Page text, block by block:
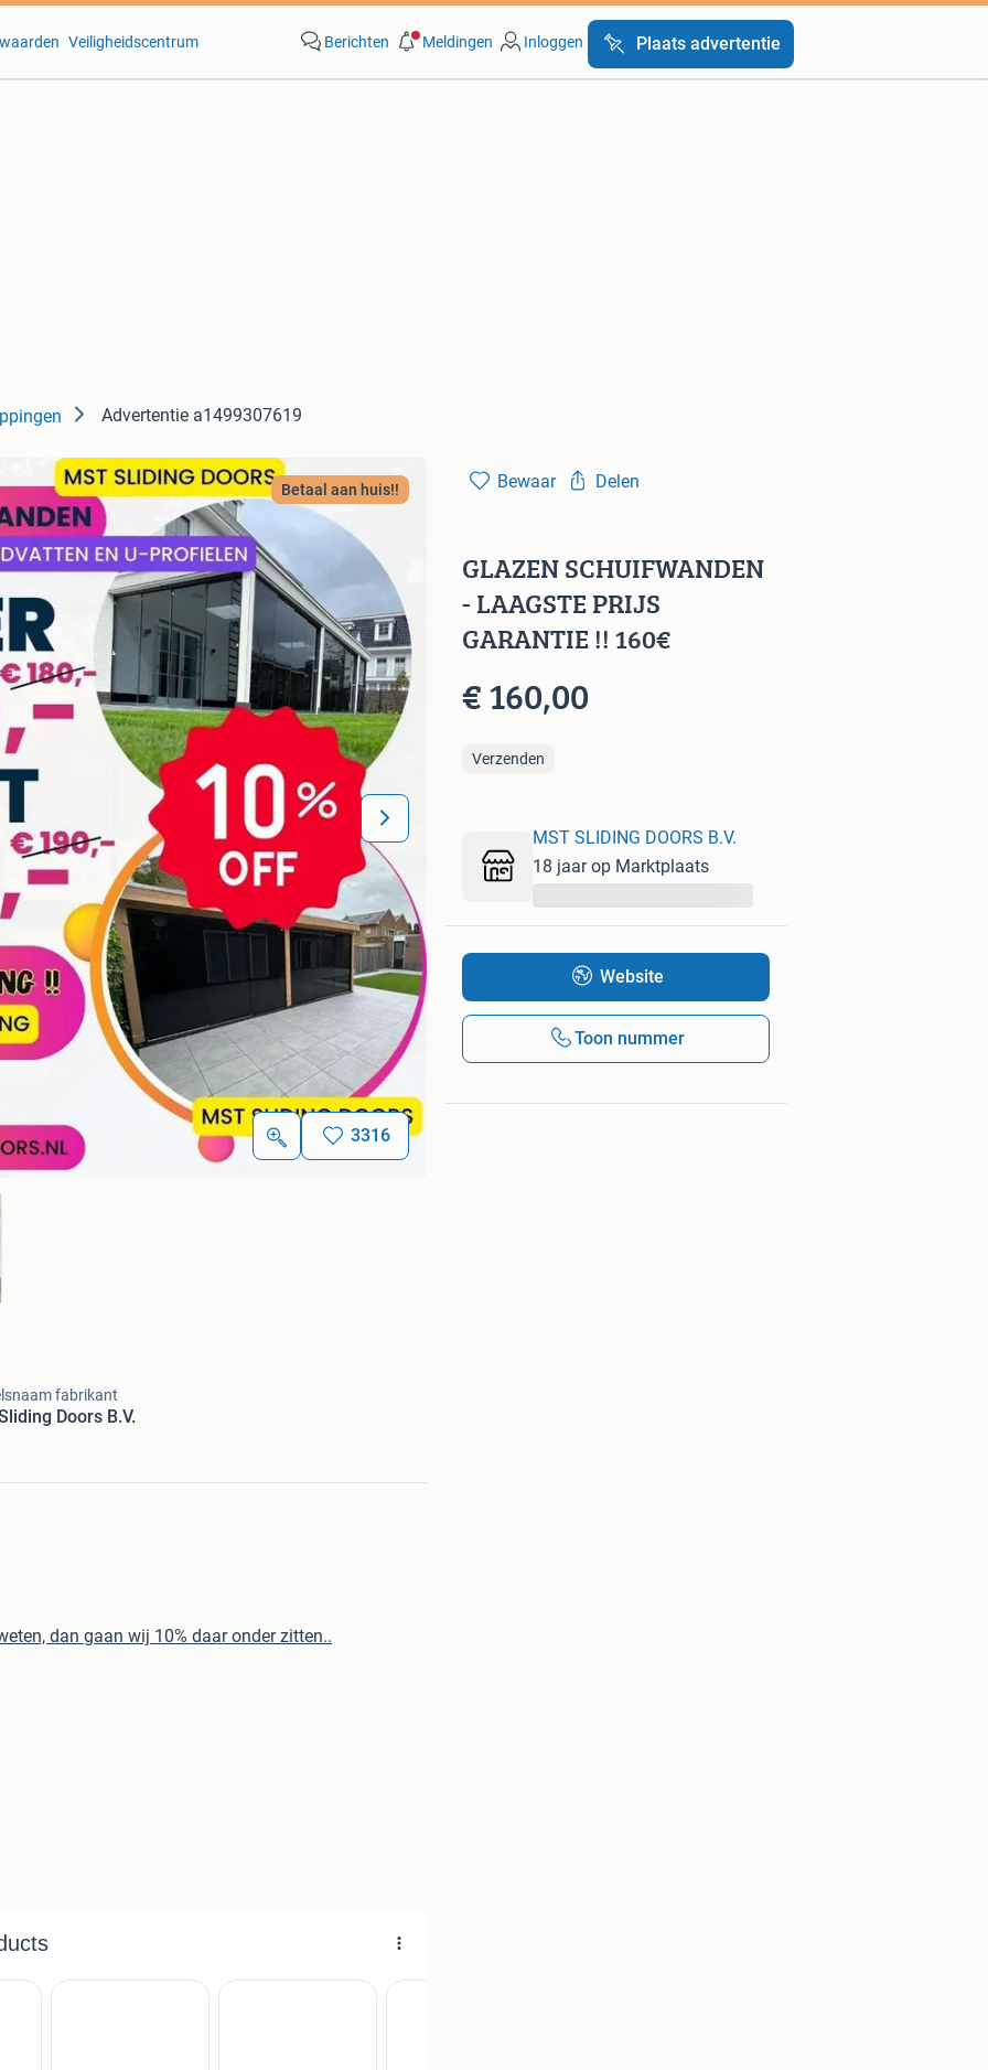
Veiligheidscentrum Berichten Meldingen Inloggen Plaats advertentie
Advertentie a1499307619
Betaal aan huis!!
3316
fabrikant
Doors B.V.
dan gaan wij 10% daar onder zitten..
roept het, maar wij doen het !!
!!
Bewaar Delen
GLAZEN SCHUIFWANDEN
- LAAGSTE PRIJS
GARANTIE !! 160€
€ 160,00
Verzenden
MST SLIDING DOORS B.V.
18 jaar op Marktplaats
Website
Toon nummer